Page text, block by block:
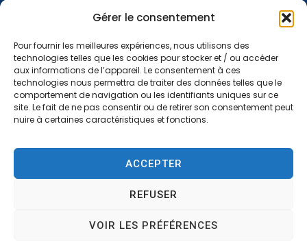
Gérer le consentement
Pour fournir les meilleures expériences, nous utilisons des
technologies telles que les cookies pour stocker et / ou accéder
aux informations de l’appareil. Le consentement à ces
technologies nous permettra de traiter des données telles que le
comportement de navigation ou les identifiants uniques sur ce
site. Le fait de ne pas consentir ou de retirer son consentement peut
nuire à certaines caractéristiques et fonctions.
ACCEPTER
REFUSER
VOIR LES PRÉFÉRENCES
Confidentialité